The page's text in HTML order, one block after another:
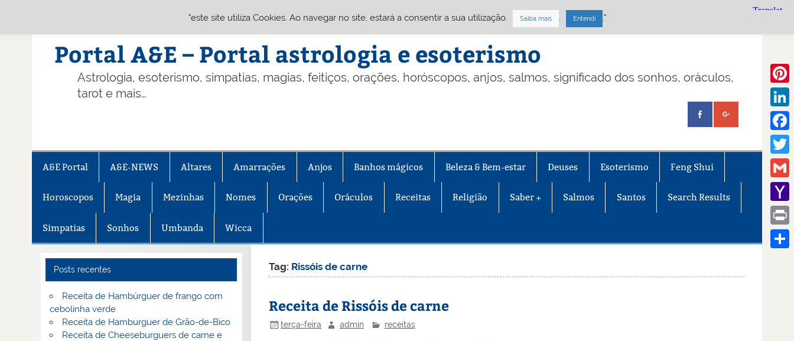
Portal A&E – Portal astrologia e esoterismo
Astrologia, esoterismo, simpatias, magias, feitiços, orações, horóscopos, anjos, salmos, significado dos sonhos, oráculos,
tarot e mais…
A&E Portal A&E-NEWS Altares Amarrações Anjos Banhos mágicos Beleza & Bem-estar Deuses Esoterismo Feng Shui
Horoscopos Magia Mezinhas Nomes Orações Oráculos Receitas Religião Saber + Salmos Santos Search Results
Simpatias Sonhos Umbanda Wicca
Tag: Rissóis de carne
Receita de Rissóis de carne
terça-feira admin receitas
Posts recentes
Receita de Hambúrguer de frango com
cebolinha verde
Receita de Hamburguer de Grão-de-Bico
Receita de Cheeseburguers de carne e
Gmail
Mail
Print
"este site utiliza Cookies. Ao navegar no site, estará a consentir a sua utilização. Saiba mais . Entendi ."